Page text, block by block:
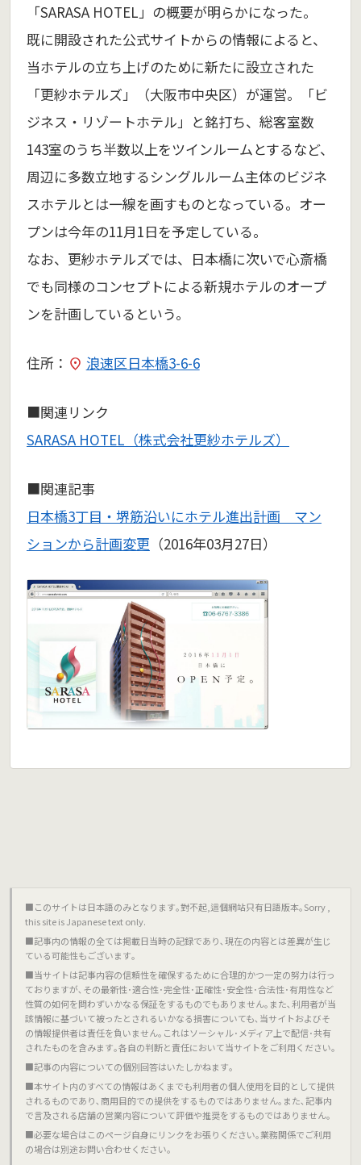
「SARASA HOTEL」の概要が明らかになった。
既に開設された公式サイトからの情報によると、
当ホテルの立ち上げのために新たに設立された
「更紗ホテルズ」（大阪市中央区）が運営。「ビ
ジネス・リゾートホテル」と銘打ち、総客室数
143室のうち半数以上をツインルームとするなど、
周辺に多数立地するシングルルーム主体のビジネ
スホテルとは一線を画すものとなっている。オー
プンは今年の11月1日を予定している。
なお、更紗ホテルズでは、日本橋に次いで心斎橋
でも同様のコンセプトによる新規ホテルのオープ
ンを計画しているという。
住所： 浪速区日本橋3-6-6
■関連リンク
SARASA HOTEL（株式会社更紗ホテルズ）
■関連記事
日本橋3丁目・堺筋沿いにホテル進出計画 マン
ションから計画変更 （2016年03月27日）
■このサイトは日本語のみとなります｡對不起,這個網站只有日語版本｡Sorry ,
this site is Japanese text only.
■記事内の情報の全ては掲載日当時の記録であり､現在の内容とは差異が生じ
ている可能性もございます｡
■当サイトは記事内容の信頼性を確保するために合理的かつ一定の努力は行っ
ておりますが､その最新性･適合性･完全性･正確性･安全性･合法性･有用性など
性質の如何を問わずいかなる保証をするものでもありません｡また､利用者が当
該情報に基づいて被ったとされるいかなる損害についても､当サイトおよびそ
の情報提供者は責任を負いません｡これはソーシャル･メディア上で配信･共有
されたものを含みます｡各自の判断と責任において当サイトをご利用ください｡
■記事の内容についての個別回答はいたしかねます｡
■本サイト内のすべての情報はあくまでも利用者の個人使用を目的として提供
されるものであり､商用目的での提供をするものではありません｡また､記事内
で言及される店舗の営業内容について評価や推奨をするものではありません｡
■必要な場合はこのページ自身にリンクをお張りください｡業務関係でご利用
の場合は別途お問い合わせください｡